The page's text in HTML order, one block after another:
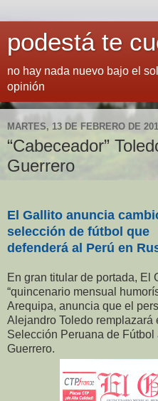
podestá te
no hay nada nuevo bajo el
opinión
MARTES, 13 DE FEBRERO DE
“Cabeceador”
Guerrero
El Gallito anuncia
selección de fútbol que
defenderá al Perú en
En gran titular de portada, El
“quincenario mensual
Arequipa, anuncia que el
Alejandro Toledo remplazará
Selección Peruana de
Guerrero.